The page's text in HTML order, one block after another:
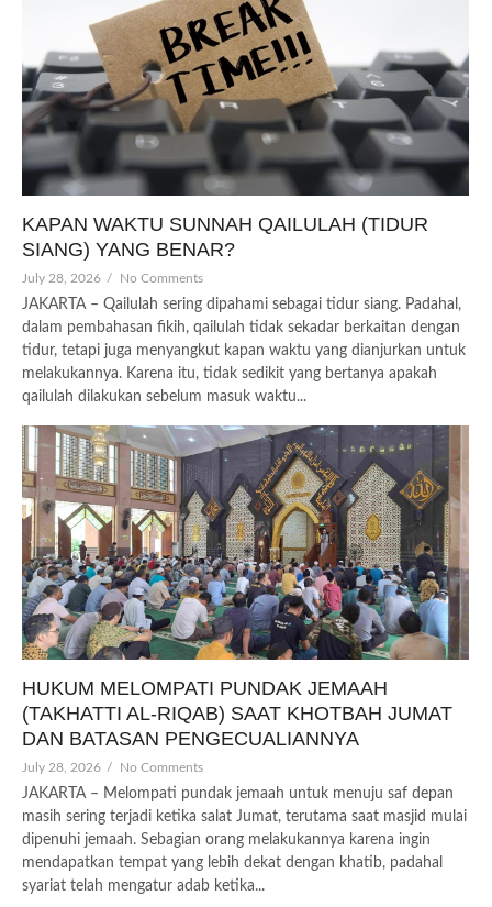
KAPAN WAKTU SUNNAH QAILULAH (TIDUR
SIANG) YANG BENAR?
July 28, 2026 / No Comments
JAKARTA – Qailulah sering dipahami sebagai tidur siang. Padahal,
dalam pembahasan fikih, qailulah tidak sekadar berkaitan dengan
tidur, tetapi juga menyangkut kapan waktu yang dianjurkan untuk
melakukannya. Karena itu, tidak sedikit yang bertanya apakah
qailulah dilakukan sebelum masuk waktu...
HUKUM MELOMPATI PUNDAK JEMAAH
(TAKHATTI AL-RIQAB) SAAT KHOTBAH JUMAT
DAN BATASAN PENGECUALIANNYA
July 28, 2026 / No Comments
JAKARTA – Melompati pundak jemaah untuk menuju saf depan
masih sering terjadi ketika salat Jumat, terutama saat masjid mulai
dipenuhi jemaah. Sebagian orang melakukannya karena ingin
mendapatkan tempat yang lebih dekat dengan khatib, padahal
syariat telah mengatur adab ketika...